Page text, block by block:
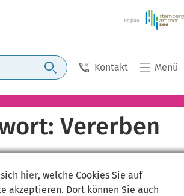
Kontakt Menü
Vererben
hier, welche Cookies Sie auf
akzeptieren. Dort können Sie auch